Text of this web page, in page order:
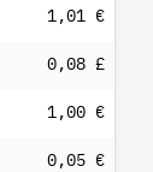
1,01 €
0,08 £
1,00 €
0,05 €